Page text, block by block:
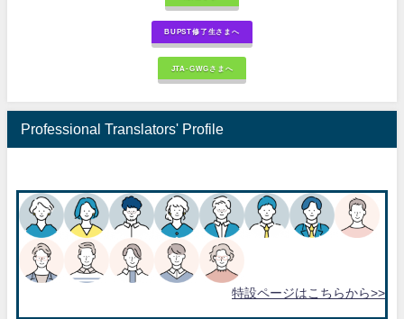
BUPST修了生さまへ
JTA-GWGさまへ
Professional Translators' Profile
特設ページはこちらから>>